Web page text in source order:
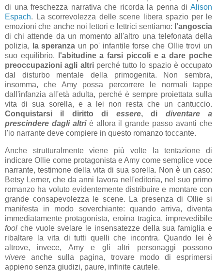
di una freschezza narrativa che ricorda la penna di Alison
Espach. La scorrevolezza delle scene libera spazio per le
emozioni che anche noi lettori e lettrici sentiamo: l'angoscia
di chi attende da un momento all'altro una telefonata della
polizia,
la speranza un po' infantile forse che Ollie trovi un
suo equilibrio,
l'abitudine a farsi piccoli e a dare poche
preoccupazioni agli altriperché tutto lo spazio è occupato
dal disturbo mentale della primogenita. Non sembra,
insomma, che Amy possa percorrere le normali tappe
dall'infanzia all'età adulta, perché è sempre proiettata sulla
vita di sua sorella, e a lei non resta che un cantuccio.
Conquistarsi il diritto di essere, di diventare a
prescindere dagli altriè allora il grande passo avanti che
l'io narrante deve compiere in questo romanzo toccante.
Anche strutturalmente viene più volte la tentazione di
indicare Ollie come protagonista e Amy come semplice voce
narrante, testimone della vita di sua sorella. Non è un caso:
Betsy Lerner, che da anni lavora nell'editoria, nel suo primo
romanzo ha voluto evidentemente distribuire e montare con
grande consapevolezza le scene. La presenza di Ollie si
manifesta in modo soverchiante: quando arriva, diventa
immediatamente protagonista, eroina tragica, imprevedibile
fool che vuole svelare le insensatezze della sua famiglia e
ribaltare la vita di tutti quelli che incontra. Quando lei è
altrove, invece, Amy e gli altri personaggi possono
vivere anche sulla pagina, trovare modo di esprimersi
appieno senza giudizi, paure, infinite cautele.